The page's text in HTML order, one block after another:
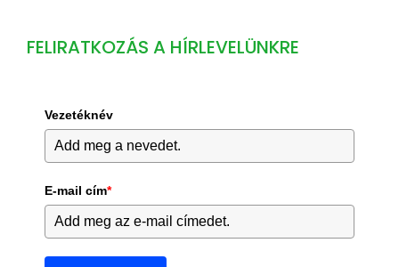
FELIRATKOZÁS A HÍRLEVELÜNKRE
Vezetéknév
E-mail cím*